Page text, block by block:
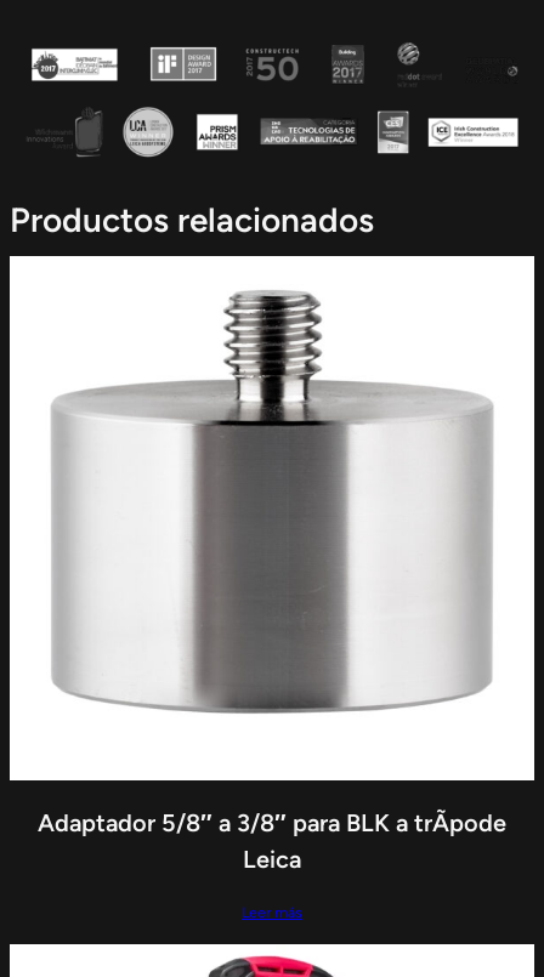
Productos relacionados
Adaptador 5/8″ a 3/8″ para BLK a trÃ­pode
Leica
Leer más